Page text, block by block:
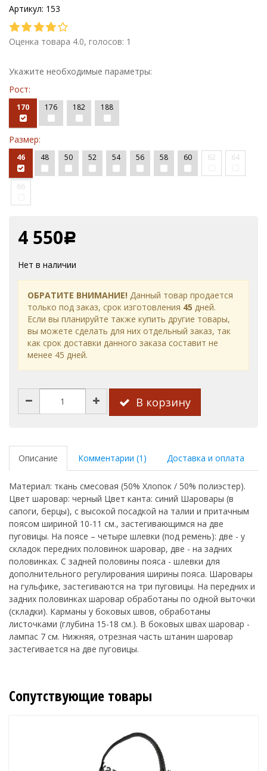
Артикул: 153
Оценка товара 4.0, голосов: 1
Укажите необходимые параметры:
Рост:
170 176 182 188
Размер:
46 48 50 52 54 56 58 60 62 64
66
4 550Р
Нет в наличии
ОБРАТИТЕ ВНИМАНИЕ! Данный товар продается
только под заказ, срок изготовления 45 дней.
Если вы планируйте также купить другие товары,
вы можете сделать для них отдельный заказ, так
как срок доставки данного заказа составит не
менее 45 дней.
В корзину
Описание Комментарии (1) Доставка и оплата
Материал: ткань смесовая (50% Хлопок / 50% полиэстер).
Цвет шаровар: черный Цвет канта: синий Шаровары (в
сапоги, берцы), с высокой посадкой на талии и притачным
поясом шириной 10-11 см., застегивающимся на две
пуговицы. На поясе – четыре шлевки (под ремень): две - у
складок передних половинок шаровар, две - на задних
половинках. С задней половины пояса - шлевки для
дополнительного регулирования ширины пояса. Шаровары
на гульфике, застегиваются на три пуговицы. На передних и
задних половинках шаровар обработаны по одной выточки
(складки). Карманы у боковых швов, обработаны
листочками (глубина 15-18 см.). В боковых швах шаровар -
лампас 7 см. Нижняя, отрезная часть штанин шаровар
застегивается на две пуговицы.
Сопутствующие товары